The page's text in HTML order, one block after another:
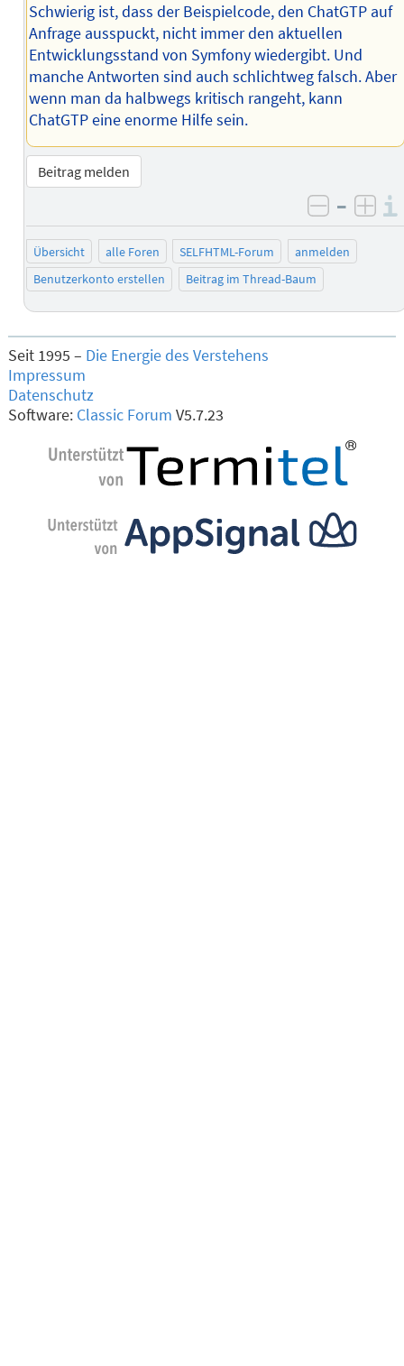
Schwierig ist, dass der Beispielcode, den ChatGTP auf
Anfrage ausspuckt, nicht immer den aktuellen
Entwicklungsstand von Symfony wiedergibt. Und
manche Antworten sind auch schlichtweg falsch. Aber
wenn man da halbwegs kritisch rangeht, kann
ChatGTP eine enorme Hilfe sein.
Beitrag melden
negativ
–
Übersicht alle Foren SELFHTML-Forum
anmelden
Benutzerkonto erstellen
Beitrag im Thread-Baum
Seit 1995 – Die Energie des Verstehens
Impressum
Datenschutz
Software: Classic Forum V5.7.23